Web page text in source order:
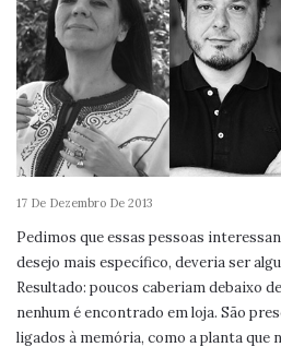
17 De Dezembro De 2013
Pedimos que essas pessoas
desejo mais específico, deveria ser
Resultado: poucos caberiam debaixo
nenhum é encontrado em loja. São
ligados à memória, como a planta que